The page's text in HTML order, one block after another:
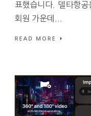
표했습니다. 델타항
회원 가운데...
READ MORE